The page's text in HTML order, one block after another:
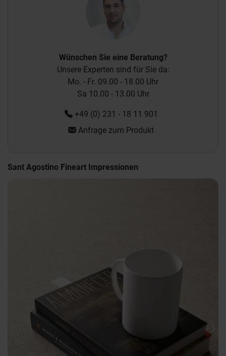
Wünschen Sie eine Beratung?
Unsere Experten sind für Sie da:
Mo. - Fr. 09.00 - 18.00 Uhr
Sa 10.00 - 13.00 Uhr
+49 (0) 231 - 18 11 901
Anfrage zum Produkt
Sant Agostino Fineart Impressionen
Previous